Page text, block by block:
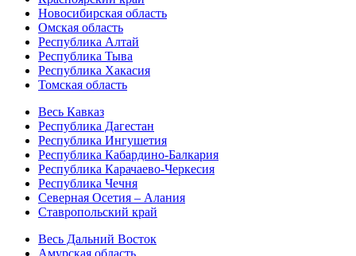
Новосибирская область
Омская область
Республика Алтай
Республика Тыва
Республика Хакасия
Томская область
Весь Кавказ
Республика Дагестан
Республика Ингушетия
Республика Кабардино-Балкария
Республика Карачаево-Черкесия
Республика Чечня
Северная Осетия – Алания
Ставропольский край
Весь Дальний Восток
Амурская область